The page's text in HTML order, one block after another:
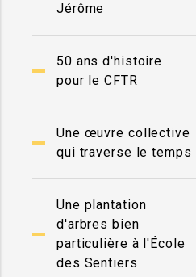
Jérôme
50 ans d'histoire
pour le CFTR
Une œuvre collective
qui traverse le temps
Une plantation
d'arbres bien
particulière à l'École
des Sentiers